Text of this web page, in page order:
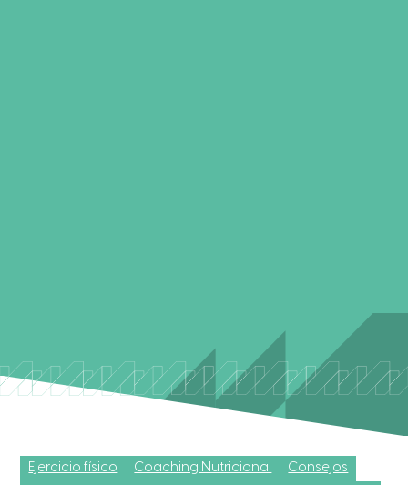
Ejercicio físico Coaching Nutricional
Consejos